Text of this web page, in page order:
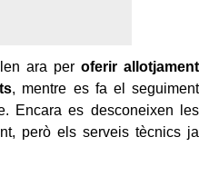
ara per oferir allotjament
, mentre es fa el seguiment
Encara es desconeixen les
però els serveis tècnics ja